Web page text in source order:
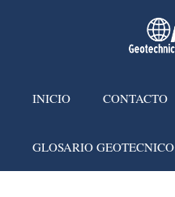
INICIO CONTACTO
GLOSARIO GEOTECNICO